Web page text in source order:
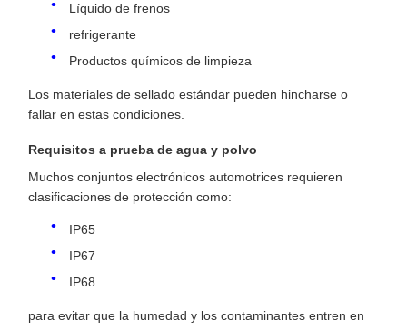
Líquido de frenos
refrigerante
Productos químicos de limpieza
Los materiales de sellado estándar pueden hincharse o
fallar en estas condiciones.
Requisitos a prueba de agua y polvo
Muchos conjuntos electrónicos automotrices requieren
clasificaciones de protección como:
IP65
IP67
IP68
para evitar que la humedad y los contaminantes entren en